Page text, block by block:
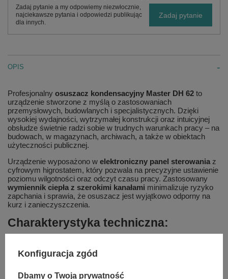
Zadaj pytanie a my odpowiemy niezwłocznie,
najciekawsze pytania i odpowiedzi publikując
dla innych.
Zadaj pytanie
OPIS
Profesjonalny osuszacz kondensacyjny Master DH 62 to
urządzenie stworzone z myślą o zastosowaniach
przemysłowych, budowlanych i specjalistycznych. Dzięki
wysokiej wydajności, wytrzymałej konstrukcji oraz intuicyjnej
obsłudze świetnie radzi sobie w trudnych warunkach pracy – na
budowach, w magazynach, archiwach, a także w obiektach
użyteczności publicznej.
Urządzenie wyposażono w elektroniczny panel sterowania z
cyfrowym higrostatem, który pozwala na precyzyjne ustawienie
poziomu wilgotności oraz odczyt czasu pracy. Zastosowany
wymiennik ciepła z szerokimi kanałami minimalizuje ryzyko
zapchania i sprawia, że osuszacz jest wyjątkowo odporny na
kurz i zanieczyszczenia.
Charakterystyka techniczna:
Wydajność (20°C / 60% RH): 20 l/24 h
Wydajność (30°C / 80% RH): 52 l/24 h
Usuwanie skutków powodzi: do 312 m³
Konfiguracja zgód
Dbamy o Twoją prywatność